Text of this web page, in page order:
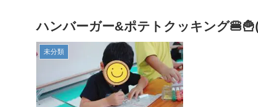
ハンバーガー&ポテトクッキング
未分類